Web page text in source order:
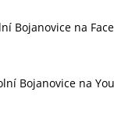
Bojanovice na
Bojanovice na